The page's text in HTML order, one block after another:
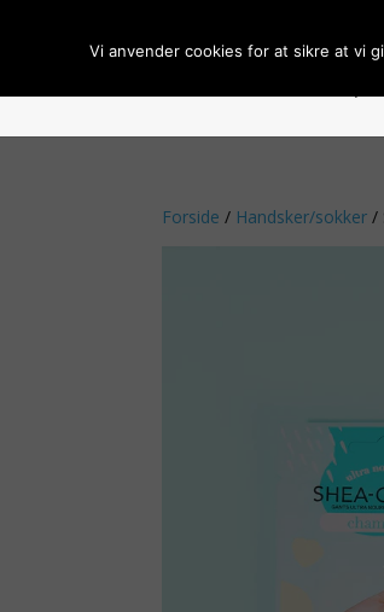
Forside / Handsker/sokker /
Vi anvender cookies for at sikre at vi